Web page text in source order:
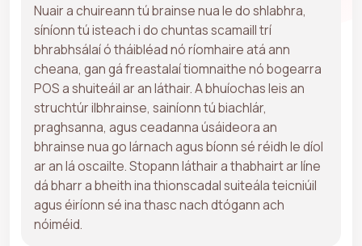
Nuair a chuireann tú brainse nua le do shlabhra,
síníonn tú isteach i do chuntas scamaill trí
bhrabhsálaí ó tháibléad nó ríomhaire atá ann
cheana, gan gá freastalaí tiomnaithe nó bogearra
POS a shuiteáil ar an láthair. A bhuíochas leis an
struchtúr ilbhrainse, sainíonn tú biachlár,
praghsanna, agus ceadanna úsáideora an
bhrainse nua go lárnach agus bíonn sé réidh le díol
ar an lá oscailte. Stopann láthair a thabhairt ar líne
dá bharr a bheith ina thionscadal suiteála teicniúil
agus éiríonn sé ina thasc nach dtógann ach
nóiméid.